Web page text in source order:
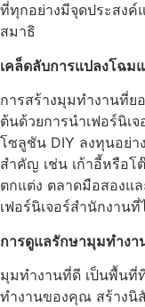
ที่ทุกอย่างมีจุดประสงค์
สมาธิ
เคล็ดลับการแปลงโฉม
การสร้างมุมทำงานที่ย
ต้นด้วยการนำเฟอร์นิเ
โซลูชัน DIY ลงทุนอย่
สำคัญ เช่น เก้าอี้หรือโ
ตกแต่ง ตลาดมือสองแ
เฟอร์นิเจอร์สำนักงาน
การดูแลรักษามุมทำง
มุมทำงานที่ดี เป็นพื้นที่
ทำงานของคุณ สร้างนิ